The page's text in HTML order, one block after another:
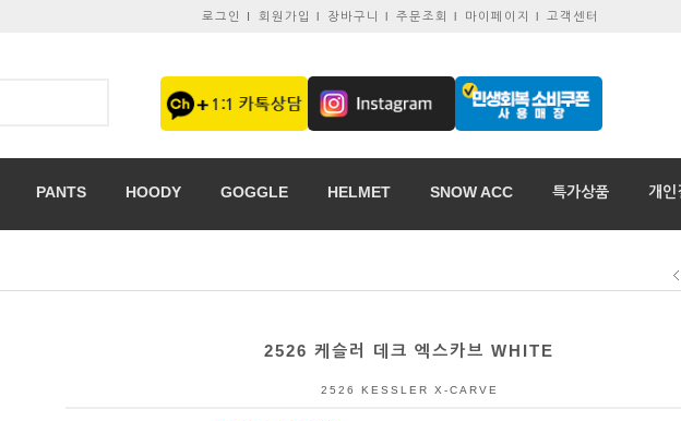
로그인 I 회원가입 l 장바구니 l 주문조회 l 마이페이지 l 고객센터
PANTS HOODY GOGGLE HELMET SNOW ACC 특가상품 개인
2526 케슬러 데크 엑스카브 WHITE
2526 KESSLER X-CARVE